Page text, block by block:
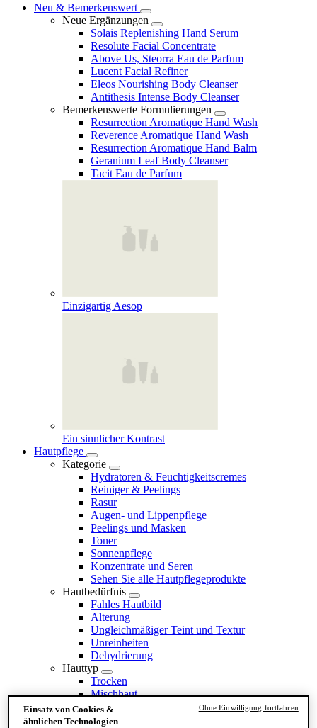
Neu & Bemerkenswert
Neue Ergänzungen
Solais Replenishing Hand Serum
Resolute Facial Concentrate
Above Us, Steorra Eau de Parfum
Lucent Facial Refiner
Eleos Nourishing Body Cleanser
Antithesis Intense Body Cleanser
Bemerkenswerte Formulierungen
Resurrection Aromatique Hand Wash
Reverence Aromatique Hand Wash
Resurrection Aromatique Hand Balm
Geranium Leaf Body Cleanser
Tacit Eau de Parfum
Einzigartig Aesop
Ein sinnlicher Kontrast
Hautpflege
Kategorie
Hydratoren & Feuchtigkeitscremes
Reiniger & Peelings
Rasur
Augen- und Lippenpflege
Peelings und Masken
Toner
Sonnenpflege
Konzentrate und Seren
Sehen Sie alle Hautpflegeprodukte
Hautbedürfnis
Fahles Hautbild
Alterung
Ungleichmäßiger Teint und Textur
Unreinheiten
Dehydrierung
Hauttyp
Trocken
Mischhaut
Sensible Haut
Normal
Einsatz von Cookies &
ähnlichen Technologien
Ohne Einwilligung fortfahren